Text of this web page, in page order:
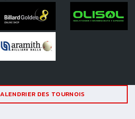
DES TOURNOIS